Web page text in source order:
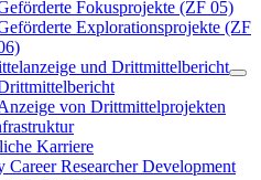
Fokusprojekte (ZF 05)
Explorationsprojekte (ZF
und Drittmittelbericht
von Drittmittelprojekten
Karriere
Career Researcher Development